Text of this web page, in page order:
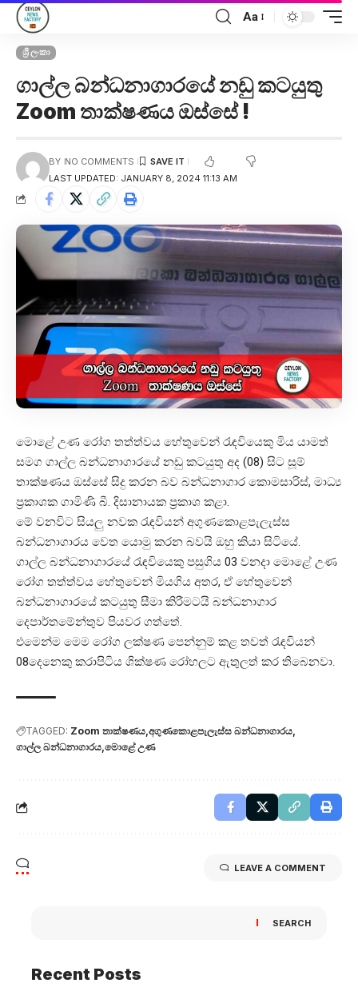
Aa
ශ්‍රී ලංකා
ගාල්ල බන්ධනාගාරයේ නඩු කටයුතු
Zoom තාක්ෂණය ඔස්සේ !
LAST UPDATED: JANUARY 8, 2024 11:13 AM
BY NO COMMENTS
මොළේ උණ රෝග තත්ත්වය හේතුවෙන් රැඳවියෙකු මිය යාමත්
සමග ගාල්ල බන්ධනාගාරයේ නඩු කටයුතු අද (08) සිට සූම්
තාක්ෂණය ඔස්සේ සිදු කරන බව බන්ධනාගාර කොමසාරිස්, මාධ්‍ය
ප්‍රකාශක ගාමිණි බී. දිසානායක ප්‍රකාශ කළා.
මේ වනවිට සියලු නවක රැඳවියන් අගුණකොළපැලැස්ස
බන්ධනාගාරය වෙත යොමු කරන බවයි ඔහු කියා සිටියේ.
ගාල්ල බන්ධනාගාරයේ රැඳවියෙකු පසුගිය 03 වනදා මොළේ උණ
රෝග තත්ත්වය හේතුවෙන් මියගිය අතර, ඒ හේතුවෙන්
බන්ධනාගාරයේ කටයුතු සීමා කිරීමටයි බන්ධනාගාර
දෙපාර්තමේන්තුව පියවර ගත්තේ.
එමෙන්ම මෙම රෝග ලක්ෂණ පෙන්නුම් කළ තවත් රැඳවියන්
08දෙනෙකු කරාපිටිය ශික්ෂණ රෝහලට ඇතුලත් කර තිබෙනවා.
TAGGED: Zoom තාක්ෂණය අගුණකොළපැලැස්ස බන්ධනාගාරය
ගාල්ල බන්ධනාගාරය මොළේ උණ
LEAVE A COMMENT
SEARCH
Recent Posts